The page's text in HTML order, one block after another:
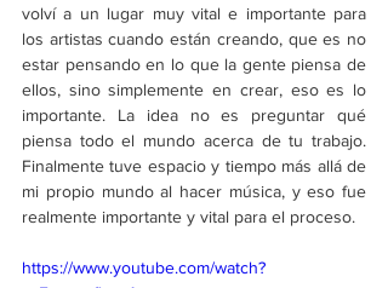
volví a un lugar muy vital e importante para
los artistas cuando están creando, que es no
estar pensando en lo que la gente piensa de
ellos, sino simplemente en crear, eso es lo
importante. La idea no es preguntar qué
piensa todo el mundo acerca de tu trabajo.
Finalmente tuve espacio y tiempo más allá de
mi propio mundo al hacer música, y eso fue
realmente importante y vital para el proceso.
https://www.youtube.com/watch?